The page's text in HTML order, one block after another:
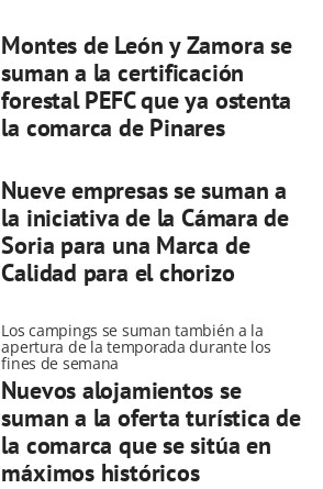
Montes de León y Zamora se
suman a la certificación
forestal PEFC que ya ostenta
la comarca de Pinares
Nueve empresas se suman a
la iniciativa de la Cámara de
Soria para una Marca de
Calidad para el chorizo
Los campings se suman también a la
apertura de la temporada durante los
fines de semana
Nuevos alojamientos se
suman a la oferta turística de
la comarca que se sitúa en
máximos históricos